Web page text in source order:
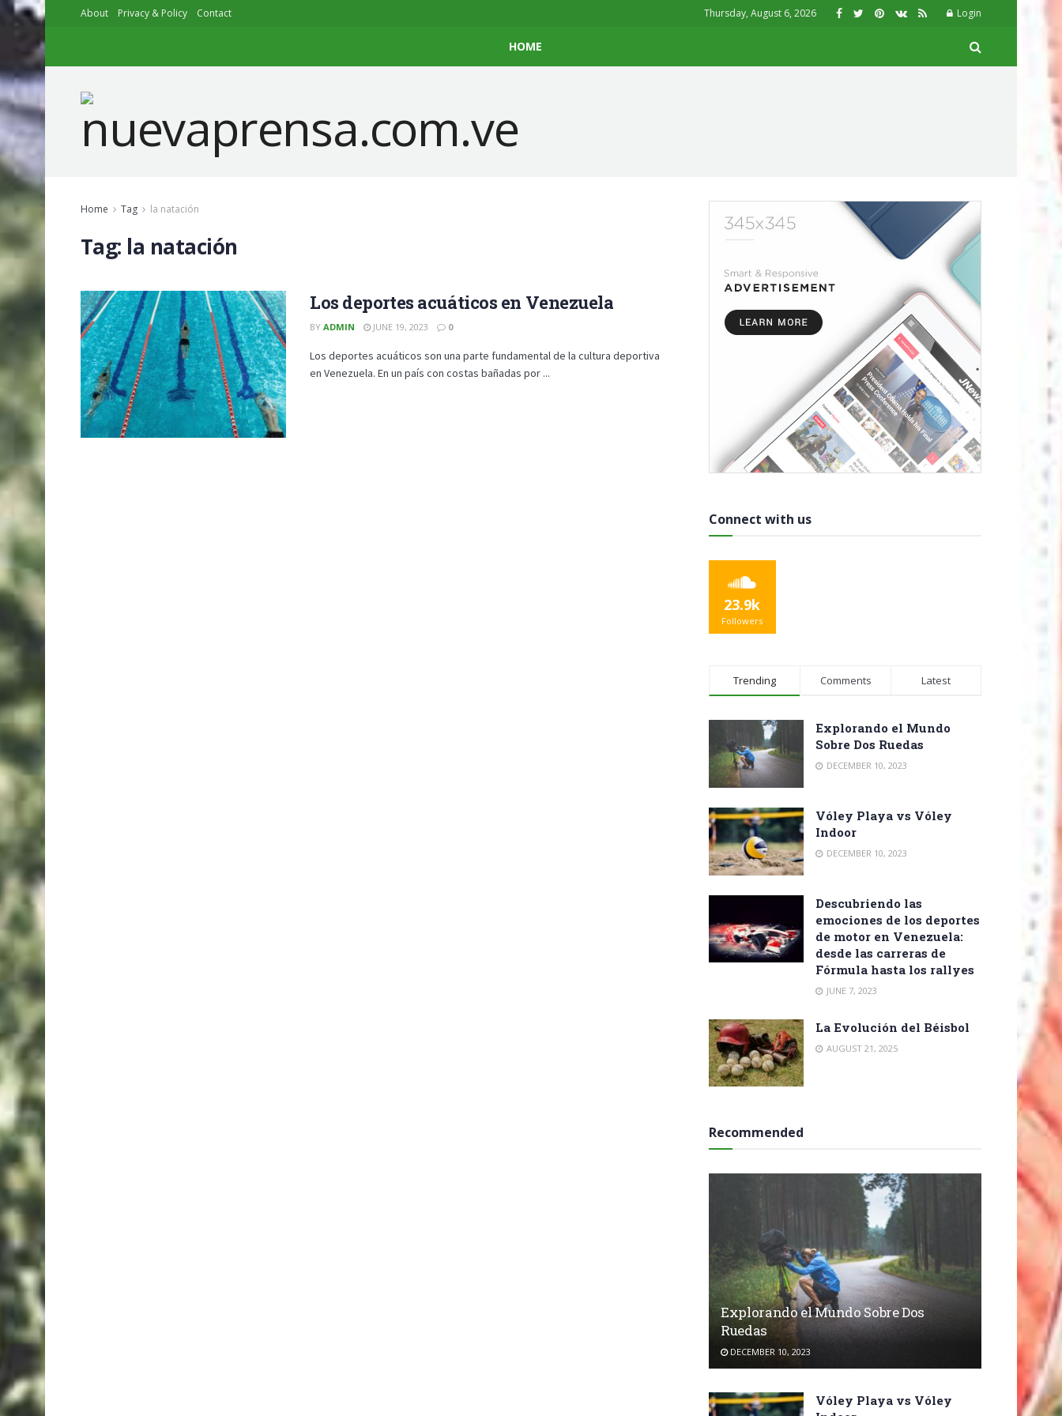
About Privacy & Policy Contact Thursday, August 6, 2026 Login
HOME
Home Tag la natación
Tag: la natación
Los deportes acuáticos en Venezuela
BY ADMIN JUNE 19, 2023 0
Los deportes acuáticos son una parte fundamental de la cultura deportiva
en Venezuela. En un país con costas bañadas por ...
Connect with us
23.9k
Followers
Trending Comments Latest
Explorando el Mundo
Sobre Dos Ruedas
DECEMBER 10, 2023
Vóley Playa vs Vóley
Indoor
DECEMBER 10, 2023
Descubriendo las
emociones de los deportes
de motor en Venezuela:
desde las carreras de
Fórmula hasta los rallyes
JUNE 7, 2023
La Evolución del Béisbol
AUGUST 21, 2025
Recommended
Explorando el Mundo Sobre Dos
Ruedas
DECEMBER 10, 2023
Vóley Playa vs Vóley